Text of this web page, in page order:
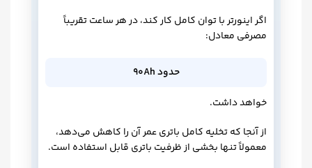
اگر اینورتر با توان کامل کار کند، در هر ساعت تقریباً
مصرفی معادل:
حدود 90Ah
خواهد داشت.
از آنجا که تخلیه کامل باتری عمر آن را کاهش می‌دهد،
معمولاً تنها بخشی از ظرفیت باتری قابل استفاده است.